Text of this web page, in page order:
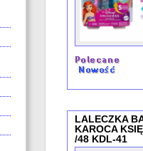
LALECZKA
KAROCA
/48 KDL-41